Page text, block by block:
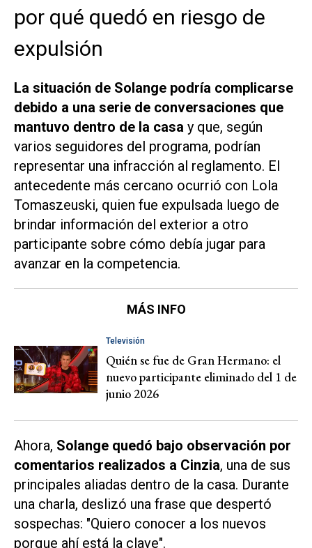
por qué quedó en riesgo de
expulsión
La situación de Solange podría complicarse
debido a una serie de conversaciones que
mantuvo dentro de la casa y que, según
varios seguidores del programa, podrían
representar una infracción al reglamento. El
antecedente más cercano ocurrió con Lola
Tomaszeuski, quien fue expulsada luego de
brindar información del exterior a otro
participante sobre cómo debía jugar para
avanzar en la competencia.
MÁS INFO
Televisión
Quién se fue de Gran Hermano: el
nuevo participante eliminado del 1 de
junio 2026
Ahora, Solange quedó bajo observación por
comentarios realizados a Cinzia, una de sus
principales aliadas dentro de la casa. Durante
una charla, deslizó una frase que despertó
sospechas: "Quiero conocer a los nuevos
porque ahí está la clave".